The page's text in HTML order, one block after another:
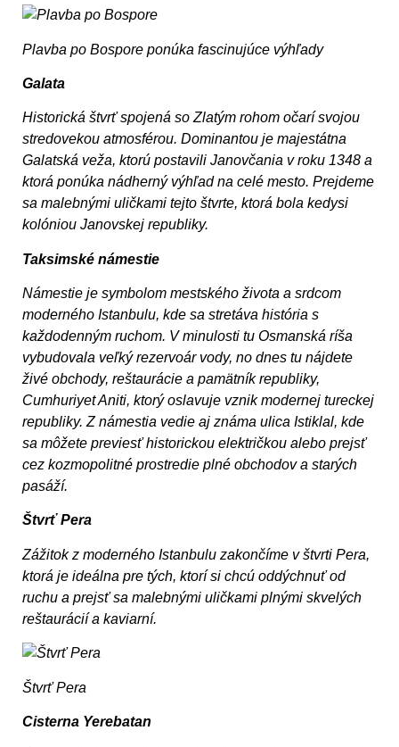
Plavba po Bospore ponúka fascinujúce výhľady
Galata
Historická štvrť spojená so Zlatým rohom očarí svojou
stredovekou atmosférou. Dominantou je majestátna
Galatská veža, ktorú postavili Janovčania v roku 1348 a
ktorá ponúka nádherný výhľad na celé mesto. Prejdeme
sa malebnými uličkami tejto štvrte, ktorá bola kedysi
kolóniou Janovskej republiky.
Taksimské námestie
Námestie je symbolom mestského života a srdcom
moderného Istanbulu, kde sa stretáva história s
každodenným ruchom. V minulosti tu Osmanská ríša
vybudovala veľký rezervoár vody, no dnes tu nájdete
živé obchody, reštaurácie a pamätník republiky,
Cumhuriyet Aniti, ktorý oslavuje vznik modernej tureckej
republiky. Z námestia vedie aj známa ulica Istiklal, kde
sa môžete previesť historickou električkou alebo prejsť
cez kozmopolitné prostredie plné obchodov a starých
pasáží.
Štvrť Pera
Zážitok z moderného Istanbulu zakončíme v štvrti Pera,
ktorá je ideálna pre tých, ktorí si chcú oddýchnuť od
ruchu a prejsť sa malebnými uličkami plnými skvelých
reštaurácií a kaviarní.
Štvrť Pera
Cisterna Yerebatan